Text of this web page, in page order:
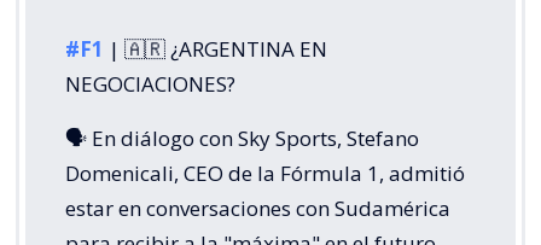
#F1 | 🇦🇷 ¿ARGENTINA EN
NEGOCIACIONES?
🗣️ En diálogo con Sky Sports, Stefano
Domenicali, CEO de la Fórmula 1, admitió
estar en conversaciones con Sudamérica